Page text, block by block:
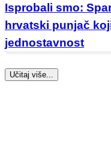
Isprobali smo:
hrvatski punjač
jednostavnost
Učitaj više...